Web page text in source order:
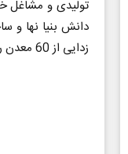
زدایی از 60 معدن راستان را ذکر کرد.